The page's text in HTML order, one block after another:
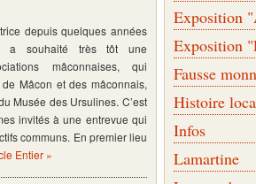
depuis quelques années
a souhaité très tôt une
mâconnaises, qui
Mâcon et des mâconnais,
Musée des Ursulines. C’est
invités à une entrevue qui
communs. En premier lieu
Entier »
Exposition
Exposition
Fausse
Histoire
Infos
Lamartine